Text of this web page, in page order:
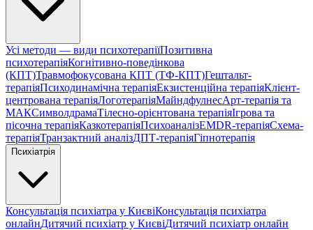
Усі методи — види психотерапіїПозитивна
психотерапіяКогнітивно-поведінкова
(КПТ)Травмофокусована КПТ (ТФ-КПТ)Гештальт-
терапіяПсиходинамічна терапіяЕкзистенційна терапіяКлієнт-
центрована терапіяЛоготерапіяМайндфулнесАрт-терапія та
МАКСимволдрамаТілесно-орієнтована терапіяІгрова та
пісочна терапіяКазкотерапіяПсихоаналізEMDR-терапіяСхема-
терапіяТранзактний аналізДПТ-терапіяГіпнотерапія
Психіатрія
Консультація психіатра у КиєвіКонсультація психіатра
онлайнДитячий психіатр у КиєвіДитячий психіатр онлайн